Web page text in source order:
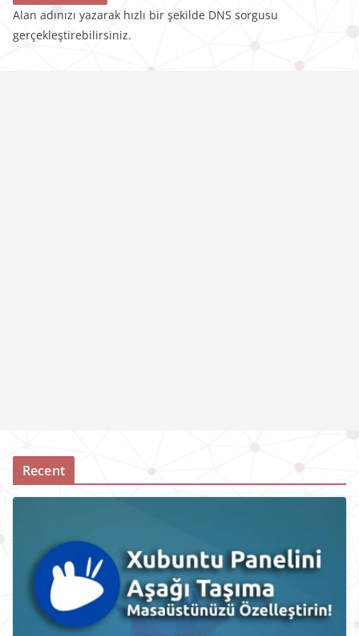
Alan adınızı yazarak hızlı bir şekilde DNS sorgusu
gerçekleştirebilirsiniz.
Recent